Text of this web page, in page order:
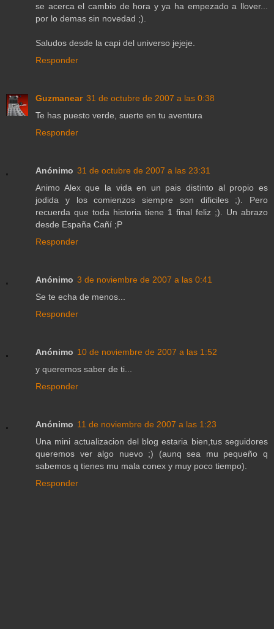
se acerca el cambio de hora y ya ha empezado a llover...
por lo demas sin novedad ;).
Saludos desde la capi del universo jejeje.
Responder
Guzmanear 31 de octubre de 2007 a las 0:38
Te has puesto verde, suerte en tu aventura
Responder
Anónimo 31 de octubre de 2007 a las 23:31
Animo Alex que la vida en un pais distinto al propio es
jodida y los comienzos siempre son dificiles ;). Pero
recuerda que toda historia tiene 1 final feliz ;). Un abrazo
desde España Cañí ;P
Responder
Anónimo 3 de noviembre de 2007 a las 0:41
Se te echa de menos...
Responder
Anónimo 10 de noviembre de 2007 a las 1:52
y queremos saber de ti...
Responder
Anónimo 11 de noviembre de 2007 a las 1:23
Una mini actualizacion del blog estaria bien,tus seguidores
queremos ver algo nuevo ;) (aunq sea mu pequeño q
sabemos q tienes mu mala conex y muy poco tiempo).
Responder